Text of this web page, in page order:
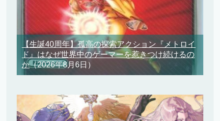
【生誕40周年】孤高の探索アクション『メトロイ
ド』はなぜ世界中のゲーマーを惹きつけ続けるの
か（2026年8月6日）